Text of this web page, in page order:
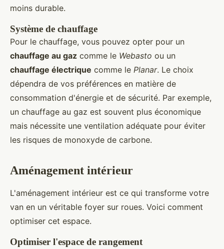
moins durable.
Système de chauffage
Pour le chauffage, vous pouvez opter pour un
chauffage au gaz comme le Webasto ou un
chauffage électrique comme le Planar. Le choix
dépendra de vos préférences en matière de
consommation d'énergie et de sécurité. Par exemple,
un chauffage au gaz est souvent plus économique
mais nécessite une ventilation adéquate pour éviter
les risques de monoxyde de carbone.
Aménagement intérieur
L'aménagement intérieur est ce qui transforme votre
van en un véritable foyer sur roues. Voici comment
optimiser cet espace.
Optimiser l'espace de rangement